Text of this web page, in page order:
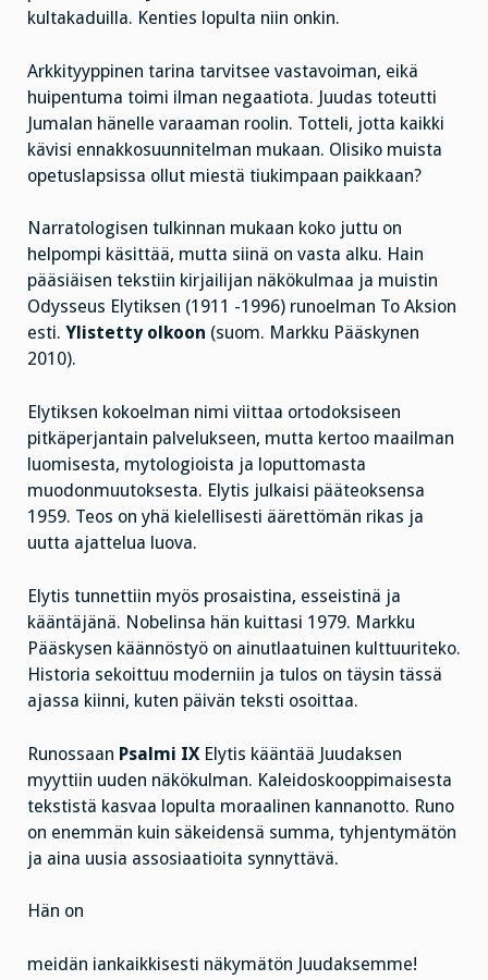
kultakaduilla. Kenties lopulta niin onkin.
Arkkityyppinen tarina tarvitsee vastavoiman, eikä
huipentuma toimi ilman negaatiota. Juudas toteutti
Jumalan hänelle varaaman roolin. Totteli, jotta kaikki
kävisi ennakkosuunnitelman mukaan. Olisiko muista
opetuslapsissa ollut miestä tiukimpaan paikkaan?
Narratologisen tulkinnan mukaan koko juttu on
helpompi käsittää, mutta siinä on vasta alku. Hain
pääsiäisen tekstiin kirjailijan näkökulmaa ja muistin
Odysseus Elytiksen (1911 -1996) runoelman To Aksion
esti. Ylistetty olkoon (suom. Markku Pääskynen
2010).
Elytiksen kokoelman nimi viittaa ortodoksiseen
pitkäperjantain palvelukseen, mutta kertoo maailman
luomisesta, mytologioista ja loputtomasta
muodonmuutoksesta. Elytis julkaisi pääteoksensa
1959. Teos on yhä kielellisesti äärettömän rikas ja
uutta ajattelua luova.
Elytis tunnettiin myös prosaistina, esseistinä ja
kääntäjänä. Nobelinsa hän kuittasi 1979. Markku
Pääskysen käännöstyö on ainutlaatuinen kulttuuriteko.
Historia sekoittuu moderniin ja tulos on täysin tässä
ajassa kiinni, kuten päivän teksti osoittaa.
Runossaan Psalmi IX Elytis kääntää Juudaksen
myyttiin uuden näkökulman. Kaleidoskooppimaisesta
tekstistä kasvaa lopulta moraalinen kannanotto. Runo
on enemmän kuin säkeidensä summa, tyhjentymätön
ja aina uusia assosiaatioita synnyttävä.
Hän on
meidän iankaikkisesti näkymätön Juudaksemme!